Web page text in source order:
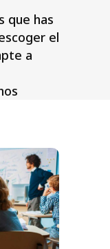
que has
el
a